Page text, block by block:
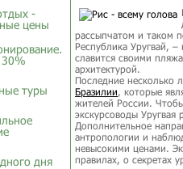
-
цены
туры
дня
рассыпчатом и таком
Республика Уругвай, –
славится своими
архитектурой.
Последние несколько
Бразилии, которые
жителей России.
экскурсоводы
Дополнительное
антропологии и
невысокими ценами.
правилах, о секретах